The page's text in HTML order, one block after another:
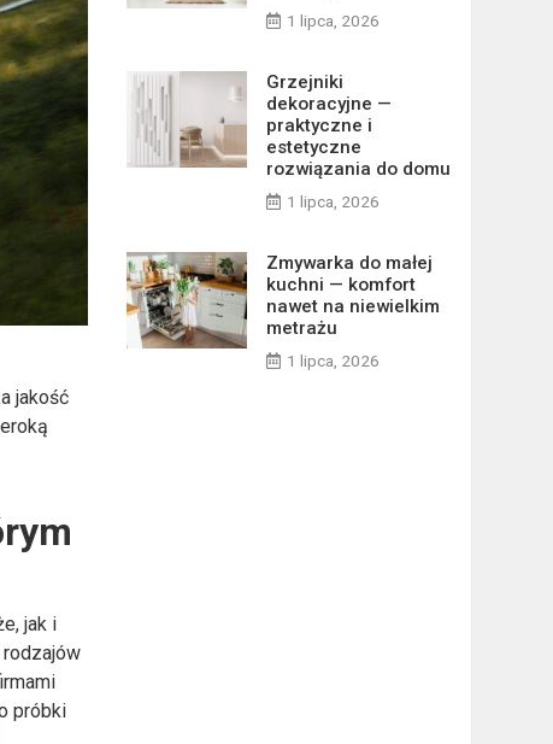
jakość
jak i
próbki
1 lipca, 2026
Grzejniki
dekoracyjne —
praktyczne i
estetyczne
rozwiązania do domu
1 lipca, 2026
Zmywarka do małej
kuchni — komfort
nawet na niewielkim
metrażu
1 lipca, 2026